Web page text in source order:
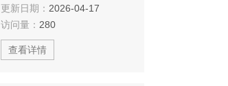
更新日期： 2026-04-17
访问量： 280
查看详情